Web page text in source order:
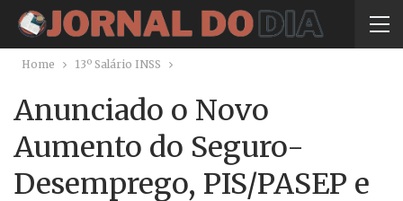
Home 13º Salário INSS
Anunciado o Novo
Aumento do Seguro-
Desemprego, PIS/PASEP e